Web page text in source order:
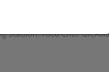
Stadion, 7000 Chur